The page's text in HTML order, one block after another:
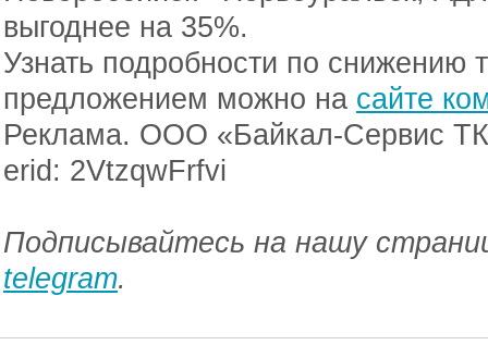
выгоднее на 35%.
Узнать подробности по снижению
предложением можно на сайте
Реклама. ООО «Байкал-Сервис
erid: 2VtzqwFrfvi
Подписывайтесь на нашу
telegram.